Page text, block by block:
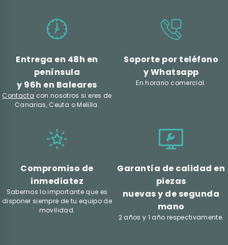
Entrega en 48h en
península
y 96h en Baleares
Contacta con nosotros si eres de
Canarias, Ceuta o Melilla.
Soporte por teléfono
y Whatsapp
En horario comercial.
Compromiso de
inmediatez
Sabemos lo importante que es
disponer siempre de tu equipo de
movilidad.
Garantía de calidad en
piezas
nuevas y de segunda
mano
2 años y 1 año respectivamente.